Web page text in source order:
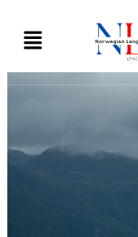
content
Menu